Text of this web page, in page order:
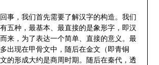
事，我们首先需要了解汉字的构造。我们
五种，最基本、最直接的是象形字，即汉
来，为了表达一个简单、直接的意义。最
出现在甲骨文中，随后在金文（即青铜
的形成大约是商周时期。随后在秦代，透